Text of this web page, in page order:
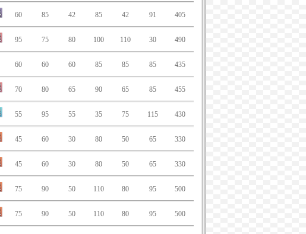
60 85 42 85 42 91 405
95 75 80 100 110 30 490
60 60 60 85 85 85 435
70 80 65 90 65 85 455
55 95 55 35 75 115 430
45 60 30 80 50 65 330
45 60 30 80 50 65 330
75 90 50 110 80 95 500
75 90 50 110 80 95 500